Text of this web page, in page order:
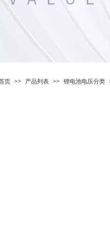
页 >> 产品列表 >> 锂电池电压分类